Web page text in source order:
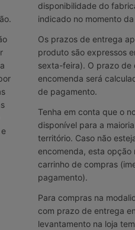
disponibilidade do
indicado no momento
Os prazos de entrega
produto são expressos
sexta-feira). O prazo de
encomenda será
de pagamento.
Tenha em conta que o
disponível para a
território. Caso não
encomenda, esta
carrinho de compras
pagamento).
Para compras na
com prazo de entrega
levantamento na loja